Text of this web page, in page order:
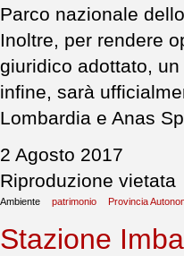
Parco nazionale
Inoltre, per rendere
giuridico adottato,
infine, sarà
Lombardia e Anas
2 Agosto 2017
Riproduzione vietata
Ambiente patrimonio Provincia
Stazione